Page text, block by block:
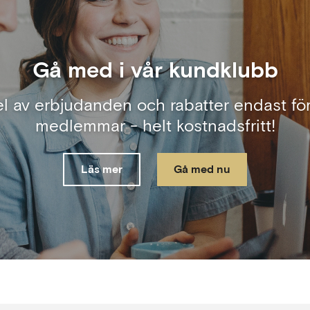
Gå med i vår kundklubb
av erbjudanden och rabatter endast
medlemmar - helt kostnadsfritt!
Läs mer Gå med nu